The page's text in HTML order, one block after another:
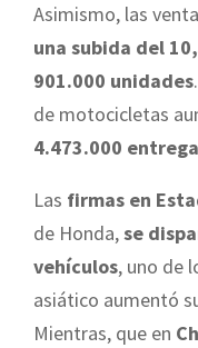
Asimismo, las
una subida del
901.000 unidades
de motocicletas
4.473.000
Las firmas en
de Honda,se
vehículos, uno de
asiático aumentó
Mientras, que en